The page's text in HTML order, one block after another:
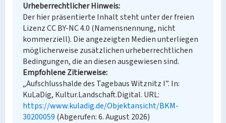
Urheberrechtlicher Hinweis
Der hier präsentierte Inhalt steht unter der freien
Lizenz CC BY-NC 4.0 (Namensnennung, nicht
kommerziell). Die angezeigten Medien unterliegen
möglicherweise zusätzlichen urheberrechtlichen
Bedingungen, die an diesen ausgewiesen sind.
Empfohlene Zitierweise
„Aufschlusshalde des Tagebaus Witznitz I”. In:
KuLaDig, Kultur.Landschaft.Digital. URL:
https://www.kuladig.de/Objektansicht/BKM-
30200059 (Abgerufen: 6. August 2026)